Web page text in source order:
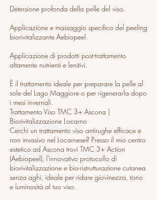
Detersione profonda della pelle del viso.
Applicazione e massaggio specifico del peeling
biorivitalizzante Aebiopeel.
Applicazione di prodotti post-trattamento
altamente nutrienti e lenitivi.
È il trattamento ideale per preparare la pelle al
sole del Lago Maggiore o per rigenerarla dopo
i mesi invernali.
Trattamento Viso TMC 3+ Ascona |
Biorivitalizzazione Locarno
Cerchi un trattamento viso antirughe efficace e
non invasivo nel Locarnese? Presso il mio centro
estetico ad Ascona trovi TMC 3+ Action
(Aebiopeel), l'innovativo protocollo di
biorivitalizzazione e bio-ristrutturazione cutanea
senza aghi, ideale per ridare giovinezza, tono
e luminosità al tuo viso.